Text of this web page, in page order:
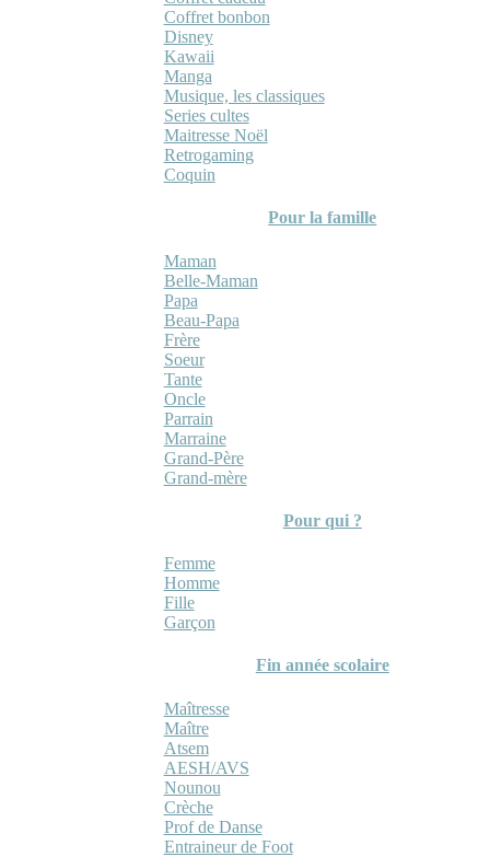
Coffret bonbon
Disney
Kawaii
Manga
Musique, les classiques
Series cultes
Maitresse Noël
Retrogaming
Coquin
Pour la famille
Maman
Belle-Maman
Papa
Beau-Papa
Frère
Soeur
Tante
Oncle
Parrain
Marraine
Grand-Père
Grand-mère
Pour qui ?
Femme
Homme
Fille
Garçon
Fin année scolaire
Maîtresse
Maître
Atsem
AESH/AVS
Nounou
Crèche
Prof de Danse
Entraineur de Foot